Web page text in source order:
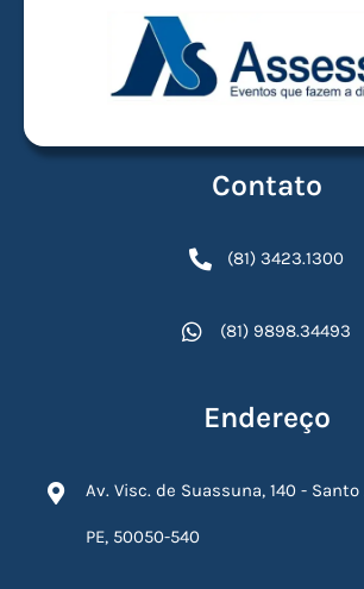
Contato
(81) 3423.1300
(81) 9898.34493
Endereço
Av. Visc. de Suassuna, 140 -
PE, 50050-540